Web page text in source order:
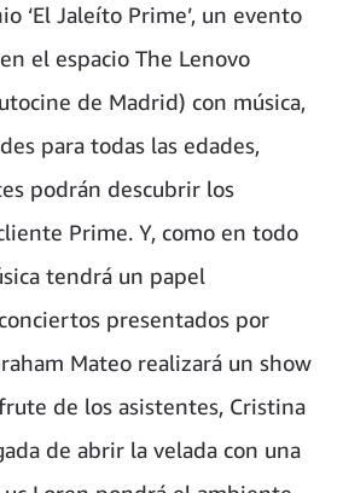
‘El Jaleíto Prime’, un evento
el espacio The Lenovo
de Madrid) con música,
para todas las edades,
podrán descubrir los
Prime. Y, como en todo
tendrá un papel
presentados por
Mateo realizará un show
de los asistentes, Cristina
de abrir la velada con una